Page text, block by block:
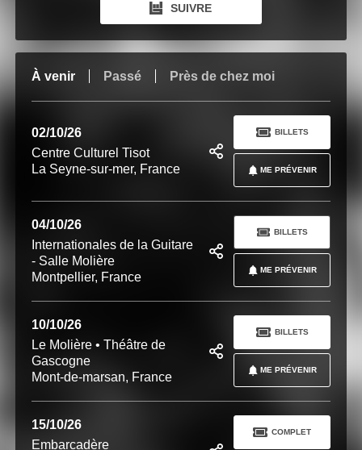
SUIVRE
À venir Passé Près de chez moi
02/10/26
Centre Culturel Tisot
La Seyne-sur-mer, France
ME PRÉVENIR
BILLETS
04/10/26
Internationales de la Guitare
- Salle Molière
Montpellier, France
ME PRÉVENIR
BILLETS
10/10/26
Le Molière • Théâtre de
Gascogne
Mont-de-marsan, France
ME PRÉVENIR
BILLETS
15/10/26
Embarcadère
COMPLET